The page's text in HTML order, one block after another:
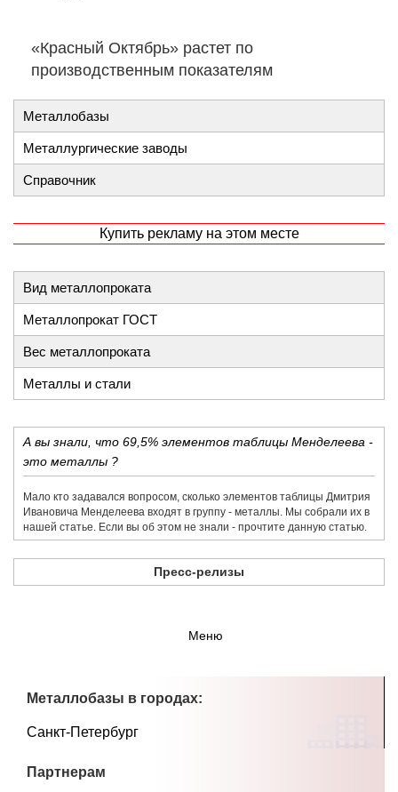
«Красный Октябрь» растет по
производственным показателям
Металлобазы
Металлургические заводы
Справочник
Купить рекламу на этом месте
Вид металлопроката
Металлопрокат ГОСТ
Вес металлопроката
Металлы и стали
А вы знали, что 69,5% элементов таблицы Менделеева -
это металлы ?
Мало кто задавался вопросом, сколько элементов таблицы Дмитрия
Ивановича Менделеева входят в группу - металлы. Мы собрали их в
нашей статье. Если вы об этом не знали - прочтите данную статью.
Пресс-релизы
Меню
Металлобазы в городах:
Санкт-Петербург
Партнерам